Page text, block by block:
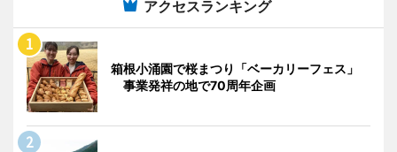
アクセスランキング
箱根小涌園で桜まつり「ベーカリーフェス」
事業発祥の地で70周年企画